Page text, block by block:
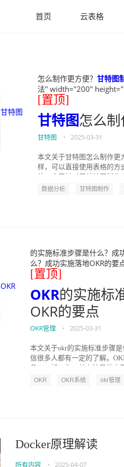
首页 云表格
甘特图
怎么制作更方便？ 甘特图
法" width="200"
[置顶]
甘特图怎么制
甘特图 • 2025-03-31
本文关于甘特图怎么制作更
样，可以直接使用表格的方
数据分析 甘特图制作
OKR
的实施标准步骤是什么？成
么？成功实施落地OKR的
[置顶]
OKR的实施标
OKR的要点
OKR管理 • 2025-03-31
本文关于okr的实施标准步骤
信很多人都有一定的了解。
OKR OKR系统 okr管理
Docker原理解读
所有内容 • 2025-04-07